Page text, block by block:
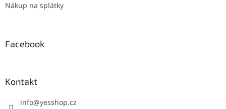
Nákup na splátky
Facebook
Kontakt
info@yesshop.cz